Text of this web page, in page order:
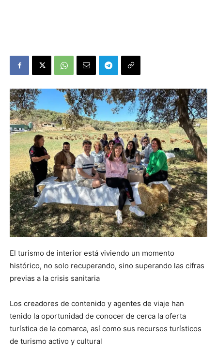
El turismo de interior está viviendo un momento
histórico, no solo recuperando, sino superando las cifras
previas a la crisis sanitaria
Los creadores de contenido y agentes de viaje han
tenido la oportunidad de conocer de cerca la oferta
turística de la comarca, así como sus recursos turísticos
de turismo activo y cultural